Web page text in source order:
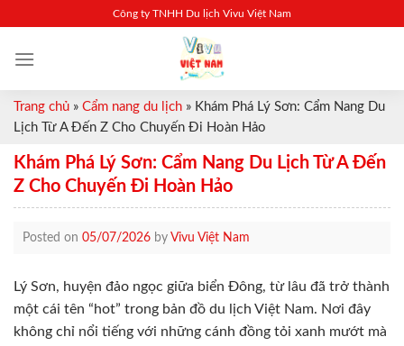
content
Công ty TNHH Du lịch Vivu Việt Nam
Trang chủ » Cẩm nang du lịch » Khám Phá Lý Sơn: Cẩm Nang Du
Lịch Từ A Đến Z Cho Chuyến Đi Hoàn Hảo
Khám Phá Lý Sơn: Cẩm Nang Du Lịch Từ A Đến
Z Cho Chuyến Đi Hoàn Hảo
Posted on 05/07/2026 by Vivu Việt Nam
Lý Sơn, huyện đảo ngọc giữa biển Đông, từ lâu đã trở thành
một cái tên “hot” trong bản đồ du lịch Việt Nam. Nơi đây
không chỉ nổi tiếng với những cánh đồng tỏi xanh mướt mà